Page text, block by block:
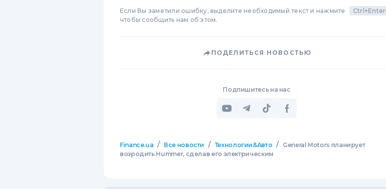
Если Вы заметили ошибку, выделите необходимый текст и нажмите Ctrl+Enter
чтобы сообщить нам об этом.
ПОДЕЛИТЬСЯ НОВОСТЬЮ
Подпишитесь на нас
Finance.ua / Все новости / Технологии&Авто /
General Motors планирует
возродить Hummer, сделав его электрическим